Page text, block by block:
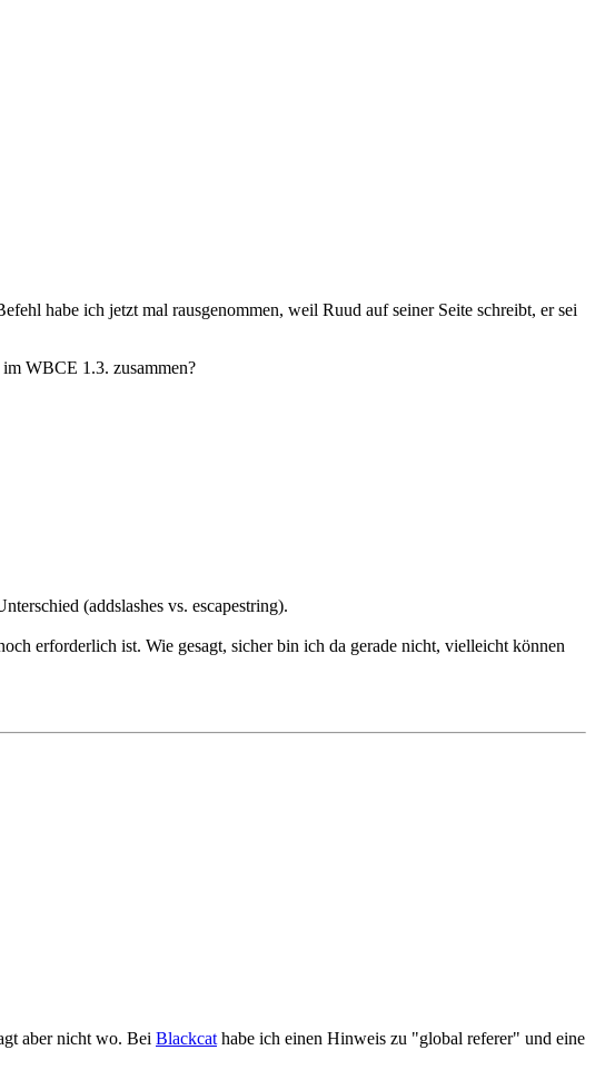
habe ich jetzt mal rausgenommen, weil Ruud auf seiner Seite schreibt, er sei
WBCE 1.3. zusammen?
(addslashes vs. escapestring).
erforderlich ist. Wie gesagt, sicher bin ich da gerade nicht, vielleicht können
aber nicht wo. Bei Blackcat habe ich einen Hinweis zu "global referer" und eine